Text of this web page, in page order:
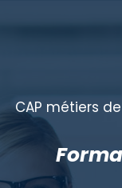
CAP métiers